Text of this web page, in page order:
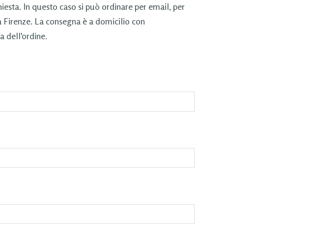
In questo caso si può ordinare per email, per
La consegna è a domicilio con
dell'ordine.